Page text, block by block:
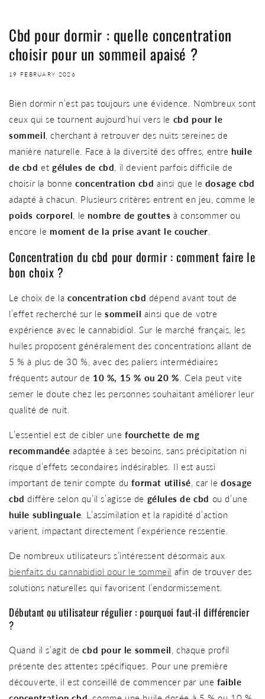
Cbd pour dormir : quelle concentration
choisir pour un sommeil apaisé ?
19 FEBRUARY 2026
Bien dormir n’est pas toujours une évidence. Nombreux sont
ceux qui se tournent aujourd’hui vers le cbd pour le
sommeil , cherchant à retrouver des nuits sereines de
manière naturelle. Face à la diversité des offres, entre huile
de cbd etgélules de cbd , il devient parfois difficile de
choisir la bonneconcentration cbd ainsi que le dosage cbd
adapté à chacun. Plusieurs critères entrent en jeu, comme le
poids corporel , le nombre de gouttes à consommer ou
encore le moment de la prise avant le coucher
Concentration du cbd pour dormir : comment faire le
bon choix ?
Le choix de la concentration cbd dépend avant tout de
l’effet recherché sur lesommeil ainsi que de votre
expérience avec le cannabidiol. Sur le marché français, les
huiles proposent généralement des concentrations allant de
5 % à plus de 30 %, avec des paliers intermédiaires
fréquents autour de 10 %, 15 % ou 20 % . Cela peut vite
semer le doute chez les personnes souhaitant améliorer leur
qualité de nuit.
L’essentiel est de cibler une fourchette de mg
recommandée adaptée à ses besoins, sans précipitation ni
risque d’effets secondaires indésirables. Il est aussi
important de tenir compte duformat utilisé , car ledosage
cbd diffère selon qu’il s’agisse de gélules de cbd ou d’une
huile sublinguale . L’assimilation et la rapidité d’action
varient, impactant directement l’expérience ressentie.
De nombreux utilisateurs s’intéressent désormais aux
bienfaits du cannabidiol pour le sommeil afin de trouver des
solutions naturelles qui favorisent l’endormissement.
Débutant ou utilisateur régulier : pourquoi faut-il différencier
?
Quand il s’agit decbd pour le sommeil , chaque profil
présente des attentes spécifiques. Pour une première
découverte, il est conseillé de commencer par unefaible